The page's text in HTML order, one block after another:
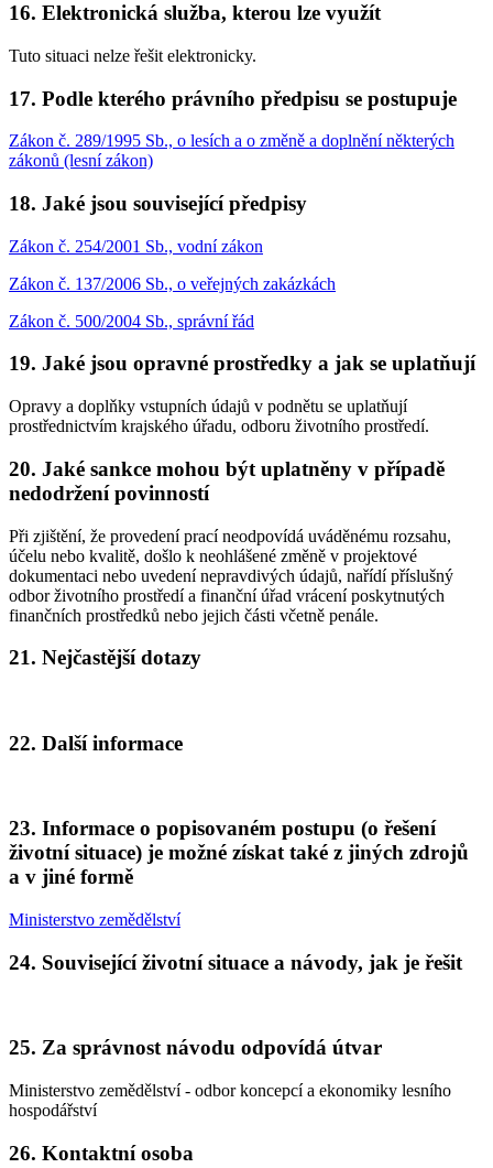
16. Elektronická služba, kterou lze využít
Tuto situaci nelze řešit elektronicky.
17. Podle kterého právního předpisu se postupuje
Zákon č. 289/1995 Sb., o lesích a o změně a doplnění některých
zákonů (lesní zákon)
18. Jaké jsou související předpisy
Zákon č. 254/2001 Sb., vodní zákon
Zákon č. 137/2006 Sb., o veřejných zakázkách
Zákon č. 500/2004 Sb., správní řád
19. Jaké jsou opravné prostředky a jak se uplatňují
Opravy a doplňky vstupních údajů v podnětu se uplatňují
prostřednictvím krajského úřadu, odboru životního prostředí.
20. Jaké sankce mohou být uplatněny v případě
nedodržení povinností
Při zjištění, že provedení prací neodpovídá uváděnému rozsahu,
účelu nebo kvalitě, došlo k neohlášené změně v projektové
dokumentaci nebo uvedení nepravdivých údajů, nařídí příslušný
odbor životního prostředí a finanční úřad vrácení poskytnutých
finančních prostředků nebo jejich části včetně penále.
21. Nejčastější dotazy
22. Další informace
23. Informace o popisovaném postupu (o řešení
životní situace) je možné získat také z jiných zdrojů
a v jiné formě
Ministerstvo zemědělství
24. Související životní situace a návody, jak je řešit
25. Za správnost návodu odpovídá útvar
Ministerstvo zemědělství - odbor koncepcí a ekonomiky lesního
hospodářství
26. Kontaktní osoba